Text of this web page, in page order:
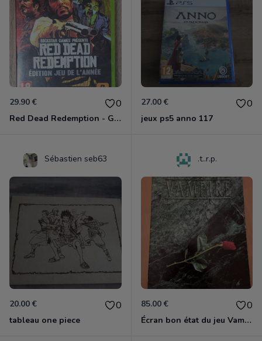
29.90 € 0
Red Dead Redemption - Game Of The Year Xbox 360
27.00 € 0
jeux ps5 anno 117
Sébastien seb63
20.00 € 0
tableau one piece
.t..r.p.
85.00 € 0
Écran bon état du jeu Vampire et livre de règles « la mascarade » état d’usage